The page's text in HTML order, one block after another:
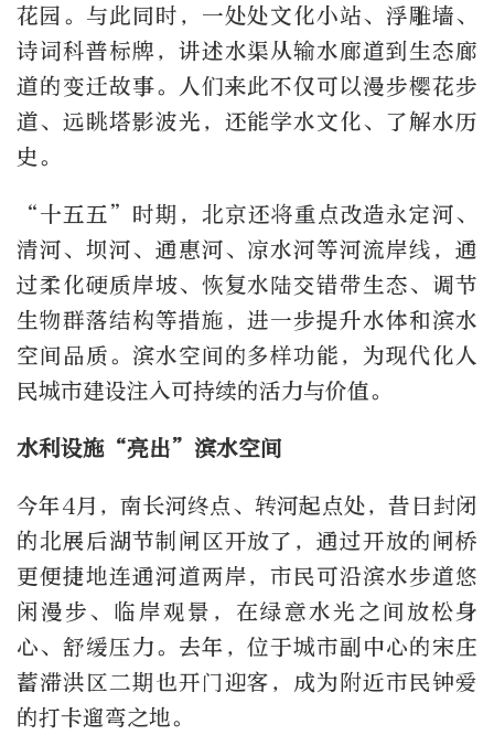
花园。与此同时，一处处文化小站、浮雕墙、
诗词科普标牌，讲述水渠从输水廊道到生态廊
道的变迁故事。人们来此不仅可以漫步樱花步
道、远眺塔影波光，还能学水文化、了解水历
史。
“十五五”时期，北京还将重点改造永定河、
清河、坝河、通惠河、凉水河等河流岸线，通
过柔化硬质岸坡、恢复水陆交错带生态、调节
生物群落结构等措施，进一步提升水体和滨水
空间品质。滨水空间的多样功能，为现代化人
民城市建设注入可持续的活力与价值。
水利设施“亮出”滨水空间
今年4月，南长河终点、转河起点处，昔日封闭
的北展后湖节制闸区开放了，通过开放的闸桥
更便捷地连通河道两岸，市民可沿滨水步道悠
闲漫步、临岸观景，在绿意水光之间放松身
心、舒缓压力。去年，位于城市副中心的宋庄
蓄滞洪区二期也开门迎客，成为附近市民钟爱
的打卡遛弯之地。